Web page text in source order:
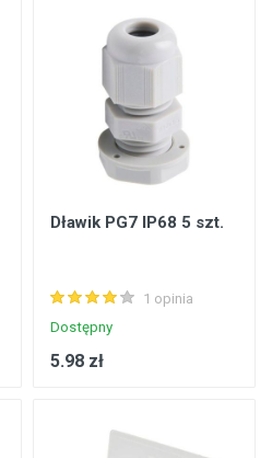
Dławik PG7 IP68 5 szt.
1 opinia
Dostępny
5.98 zł